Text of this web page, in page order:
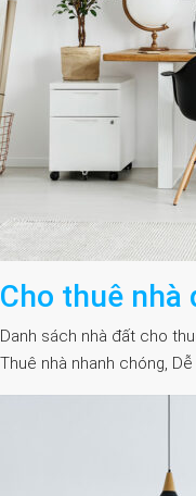
Cho thuê nhà
Danh sách nhà đất cho
Thuê nhà nhanh chóng,